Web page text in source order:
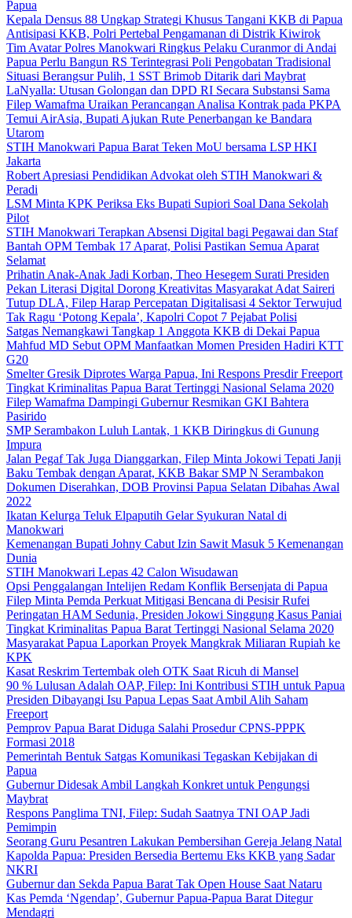
Papua
Kepala Densus 88 Ungkap Strategi Khusus Tangani KKB di Papua
Antisipasi KKB, Polri Pertebal Pengamanan di Distrik Kiwirok
Tim Avatar Polres Manokwari Ringkus Pelaku Curanmor di Andai
Papua Perlu Bangun RS Terintegrasi Poli Pengobatan Tradisional
Situasi Berangsur Pulih, 1 SST Brimob Ditarik dari Maybrat
LaNyalla: Utusan Golongan dan DPD RI Secara Substansi Sama
Filep Wamafma Uraikan Perancangan Analisa Kontrak pada PKPA
Temui AirAsia, Bupati Ajukan Rute Penerbangan ke Bandara
Utarom
STIH Manokwari Papua Barat Teken MoU bersama LSP HKI
Jakarta
Robert Apresiasi Pendidikan Advokat oleh STIH Manokwari &
Peradi
LSM Minta KPK Periksa Eks Bupati Supiori Soal Dana Sekolah
Pilot
STIH Manokwari Terapkan Absensi Digital bagi Pegawai dan Staf
Bantah OPM Tembak 17 Aparat, Polisi Pastikan Semua Aparat
Selamat
Prihatin Anak-Anak Jadi Korban, Theo Hesegem Surati Presiden
Pekan Literasi Digital Dorong Kreativitas Masyarakat Adat Saireri
Tutup DLA, Filep Harap Percepatan Digitalisasi 4 Sektor Terwujud
Tak Ragu ‘Potong Kepala’, Kapolri Copot 7 Pejabat Polisi
Satgas Nemangkawi Tangkap 1 Anggota KKB di Dekai Papua
Mahfud MD Sebut OPM Manfaatkan Momen Presiden Hadiri KTT
G20
Smelter Gresik Diprotes Warga Papua, Ini Respons Presdir Freeport
Tingkat Kriminalitas Papua Barat Tertinggi Nasional Selama 2020
Filep Wamafma Dampingi Gubernur Resmikan GKI Bahtera
Pasirido
SMP Serambakon Luluh Lantak, 1 KKB Diringkus di Gunung
Impura
Jalan Pegaf Tak Juga Dianggarkan, Filep Minta Jokowi Tepati Janji
Baku Tembak dengan Aparat, KKB Bakar SMP N Serambakon
Dokumen Diserahkan, DOB Provinsi Papua Selatan Dibahas Awal
2022
Ikatan Kelurga Teluk Elpaputih Gelar Syukuran Natal di
Manokwari
Kemenangan Bupati Johny Cabut Izin Sawit Masuk 5 Kemenangan
Dunia
STIH Manokwari Lepas 42 Calon Wisudawan
Opsi Penggalangan Intelijen Redam Konflik Bersenjata di Papua
Filep Minta Pemda Perkuat Mitigasi Bencana di Pesisir Rufei
Peringatan HAM Sedunia, Presiden Jokowi Singgung Kasus Paniai
Tingkat Kriminalitas Papua Barat Tertinggi Nasional Selama 2020
Masyarakat Papua Laporkan Proyek Mangkrak Miliaran Rupiah ke
KPK
Kasat Reskrim Tertembak oleh OTK Saat Ricuh di Mansel
90 % Lulusan Adalah OAP, Filep: Ini Kontribusi STIH untuk Papua
Presiden Dibayangi Isu Papua Lepas Saat Ambil Alih Saham
Freeport
Pemprov Papua Barat Diduga Salahi Prosedur CPNS-PPPK
Formasi 2018
Pemerintah Bentuk Satgas Komunikasi Tegaskan Kebijakan di
Papua
Gubernur Didesak Ambil Langkah Konkret untuk Pengungsi
Maybrat
Respons Panglima TNI, Filep: Sudah Saatnya TNI OAP Jadi
Pemimpin
Seorang Guru Pesantren Lakukan Pembersihan Gereja Jelang Natal
Kapolda Papua: Presiden Bersedia Bertemu Eks KKB yang Sadar
NKRI
Gubernur dan Sekda Papua Barat Tak Open House Saat Nataru
Kas Pemda ‘Ngendap’, Gubernur Papua-Papua Barat Ditegur
Mendagri